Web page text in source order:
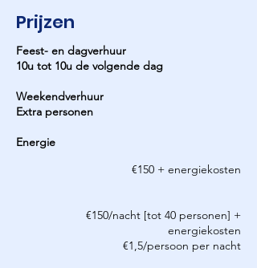
Prijzen
Feest- en dagverhuur
10u tot 10u de volgende dag
Weekendverhuur
Extra personen
Energie
€150 + energiekosten
€150/nacht [tot 40 personen] +
energiekosten
€1,5/persoon per nacht